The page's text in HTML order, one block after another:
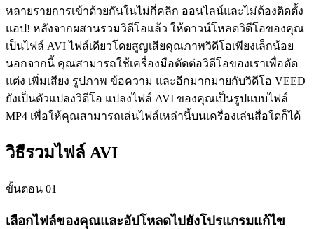
หลายรายการเข้าด้วยกันในไม่กี่คลิก ออนไลน์และไม่ต้องติดตั้ง
แอป! หลังจากผสานรวมวิดีโอแล้ว ให้ดาวน์โหลดวิดีโอของคุณ
เป็นไฟล์ AVI ไฟล์เดียวโดยสูญเสียคุณภาพวิดีโอเพียงเล็กน้อย
นอกจากนี้ คุณสามารถใช้เครื่องมือตัดต่อวิดีโอของเราเพื่อตัด
แต่ง เพิ่มเสียง รูปภาพ ข้อความ และอีกมากมายกับวิดีโอ VEED
ยังเป็นตัวแปลงวิดีโอ แปลงไฟล์ AVI ของคุณเป็นรูปแบบไฟล์
MP4 เพื่อให้คุณสามารถเล่นไฟล์เหล่านี้บนเครื่องเล่นสื่อใดก็ได้
วิธีรวมไฟล์ AVI
ขั้นตอน 01
เลือกไฟล์ของคุณและอัปโหลดไปยังโปรแกรมแก้ไข